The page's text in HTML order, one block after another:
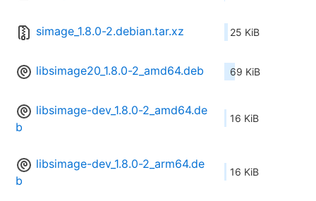
simage_1.8.0-2.debian.tar.xz 25 KiB
libsimage20_1.8.0-2_amd64.deb 69 KiB
libsimage-dev_1.8.0-2_amd64.de
b
16 KiB
libsimage-dev_1.8.0-2_arm64.de
b
16 KiB